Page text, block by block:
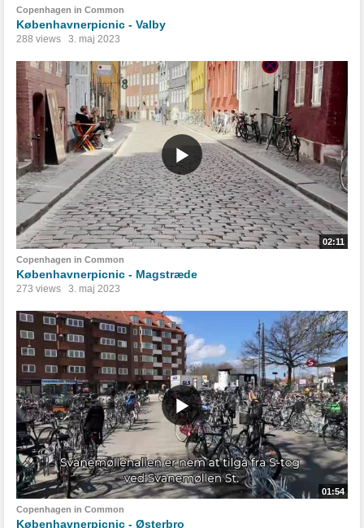
Copenhagen in Common
Københavnerpicnic - Valby
288 views 3. maj 2023
02:11
Copenhagen in Common
Københavnerpicnic - Magstræde
273 views 3. maj 2023
01:54
Copenhagen in Common
Københavnerpicnic - Østerbro